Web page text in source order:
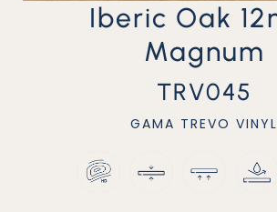
Iberic Oak 12mm
Magnum
TRV045
GAMA TREVO VINYL